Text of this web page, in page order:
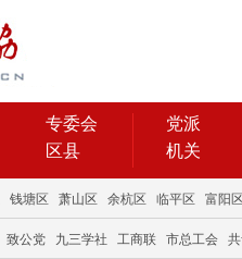
专委会
区县
党派
机关
钱塘区 萧山区 余杭区 临平区 富阳
致公党 九三学社 工商联 市总工会